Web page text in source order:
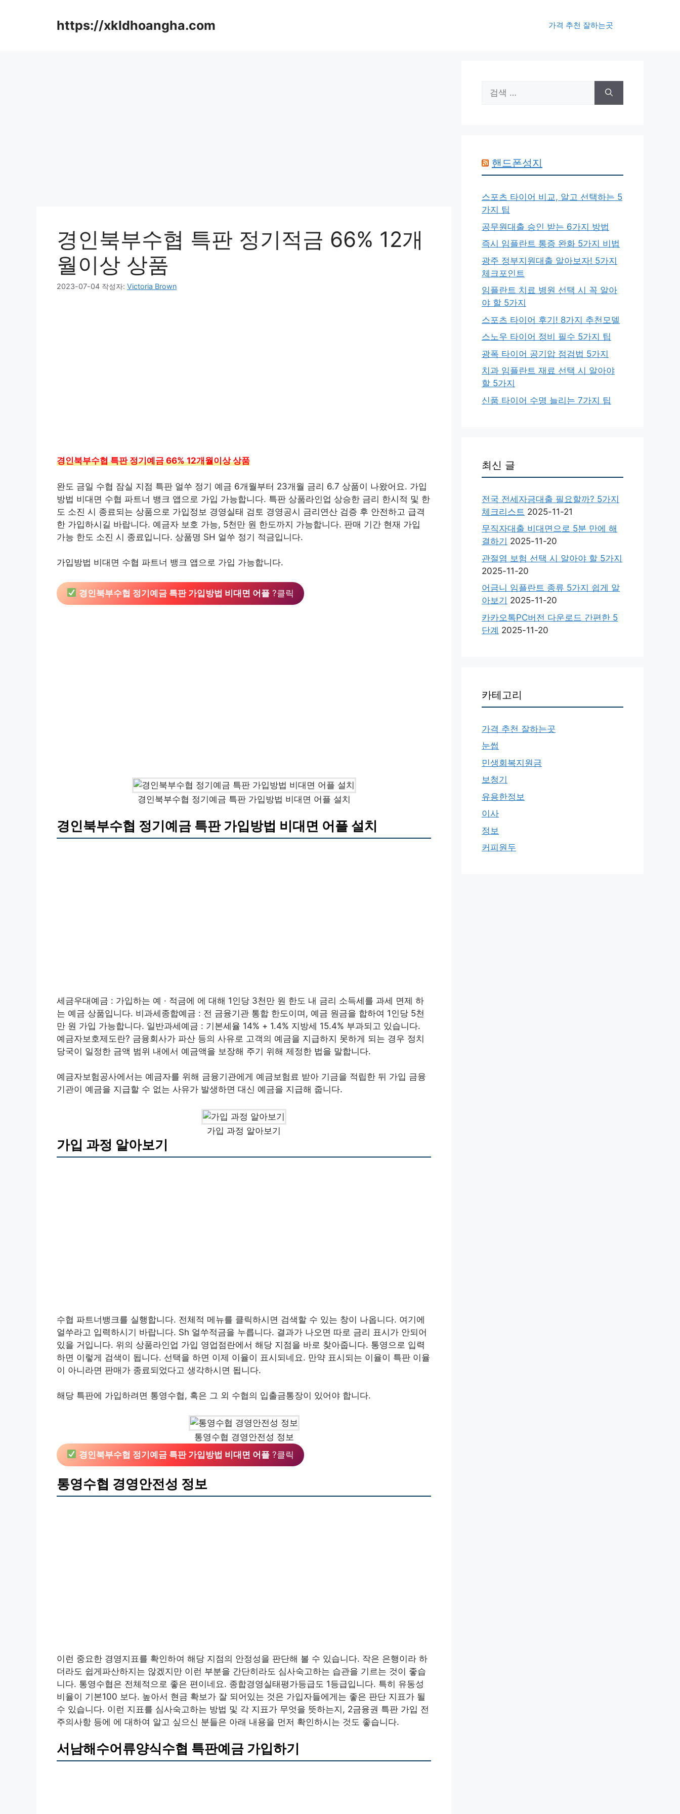
https://xkldhoangha.com 가격 추천 잘하는곳
경인북부수협 특판 정기적금 66% 12개
월이상 상품
2023-07-04 작성자: Victoria Brown
경인북부수협 특판 정기예금 66% 12개월이상 상품
완도 금일 수협 잠실 지점 특판 얼쑤 정기 예금 6개월부터 23개월 금리 6.7 상품이 나왔어요. 가입
방법 비대면 수협 파트너 뱅크 앱으로 가입 가능합니다. 특판 상품라인업 상승한 금리 한시적 및 한
도 소진 시 종료되는 상품으로 가입정보 경영실태 검토 경영공시 금리연산 검증 후 안전하고 급격
한 가입하시길 바랍니다. 예금자 보호 가능, 5천만 원 한도까지 가능합니다. 판매 기간 현재 가입
가능 한도 소진 시 종료입니다. 상품명 SH 얼쑤 정기 적금입니다.
가입방법 비대면 수협 파트너 뱅크 앱으로 가입 가능합니다.
경인북부수협 정기예금 특판 가입방법 비대면 어플 ?클릭
경인북부수협 정기예금 특판 가입방법 비대면 어플 설치
경인북부수협 정기예금 특판 가입방법 비대면 어플 설치
세금우대예금 : 가입하는 예 · 적금에 에 대해 1인당 3천만 원 한도 내 금리 소득세를 과세 면제 하
는 예금 상품입니다. 비과세종합예금 : 전 금융기관 통합 한도이며, 예금 원금을 합하여 1인당 5천
만 원 가입 가능합니다. 일반과세예금 : 기본세율 14% + 1.4% 지방세 15.4% 부과되고 있습니다.
예금자보호제도란? 금융회사가 파산 등의 사유로 고객의 예금을 지급하지 못하게 되는 경우 정치
당국이 일정한 금액 범위 내에서 예금액을 보장해 주기 위해 제정한 법을 말합니다.
예금자보험공사에서는 예금자를 위해 금융기관에게 예금보험료 받아 기금을 적립한 뒤 가입 금융
기관이 예금을 지급할 수 없는 사유가 발생하면 대신 예금을 지급해 줍니다.
가입 과정 알아보기
가입 과정 알아보기
수협 파트너뱅크를 실행합니다. 전체적 메뉴를 클릭하시면 검색할 수 있는 창이 나옵니다. 여기에
얼쑤라고 입력하시기 바랍니다. Sh 얼쑤적금을 누릅니다. 결과가 나오면 따로 금리 표시가 안되어
있을 거입니다. 위의 상품라인업 가입 영업점란에서 해당 지점을 바로 찾아줍니다. 통영으로 입력
하면 이렇게 검색이 됩니다. 선택을 하면 이제 이율이 표시되네요. 만약 표시되는 이율이 특판 이율
이 아니라면 판매가 종료되었다고 생각하시면 됩니다.
해당 특판에 가입하려면 통영수협, 혹은 그 외 수협의 입출금통장이 있어야 합니다.
통영수협 경영안전성 정보
경인북부수협 정기예금 특판 가입방법 비대면 어플 ?클릭
통영수협 경영안전성 정보
이런 중요한 경영지표를 확인하여 해당 지점의 안정성을 판단해 볼 수 있습니다. 작은 은행이라 하
더라도 쉽게파산하지는 않겠지만 이런 부분을 간단히라도 심사숙고하는 습관을 기르는 것이 좋습
니다. 통영수협은 전체적으로 좋은 편이네요. 종합경영실태평가등급도 1등급입니다. 특히 유동성
비율이 기본100 보다. 높아서 현금 확보가 잘 되어있는 것은 가입자들에게는 좋은 판단 지표가 될
수 있습니다. 이런 지표를 심사숙고하는 방법 및 각 지표가 무엇을 뜻하는지, 2금융권 특판 가입 전
주의사항 등에 에 대하여 알고 싶으신 분들은 아래 내용을 먼저 확인하시는 것도 좋습니다.
서남해수어류양식수협 특판예금 가입하기
색:
핸드폰성지
스포츠 타이어 비교, 알고 선택하는 5
가지 팁
공무원대출 승인 받는 6가지 방법
즉시 임플란트 통증 완화 5가지 비법
광주 정부지원대출 알아보자! 5가지
체크포인트
임플란트 치료 병원 선택 시 꼭 알아
야 할 5가지
스포츠 타이어 후기! 8가지 추천모델
스노우 타이어 정비 필수 5가지 팁
광폭 타이어 공기압 점검법 5가지
치과 임플란트 재료 선택 시 알아야
할 5가지
신품 타이어 수명 늘리는 7가지 팁
최신 글
전국 전세자금대출 필요할까? 5가지
체크리스트 2025-11-21
무직자대출 비대면으로 5분 만에 해
결하기 2025-11-20
관절염 보험 선택 시 알아야 할 5가지
2025-11-20
어금니 임플란트 종류 5가지 쉽게 알
아보기 2025-11-20
카카오톡PC버전 다운로드 간편한 5
단계 2025-11-20
카테고리
가격 추천 잘하는곳
눈썹
민생회복지원금
보청기
유용한정보
이사
정보
커피원두